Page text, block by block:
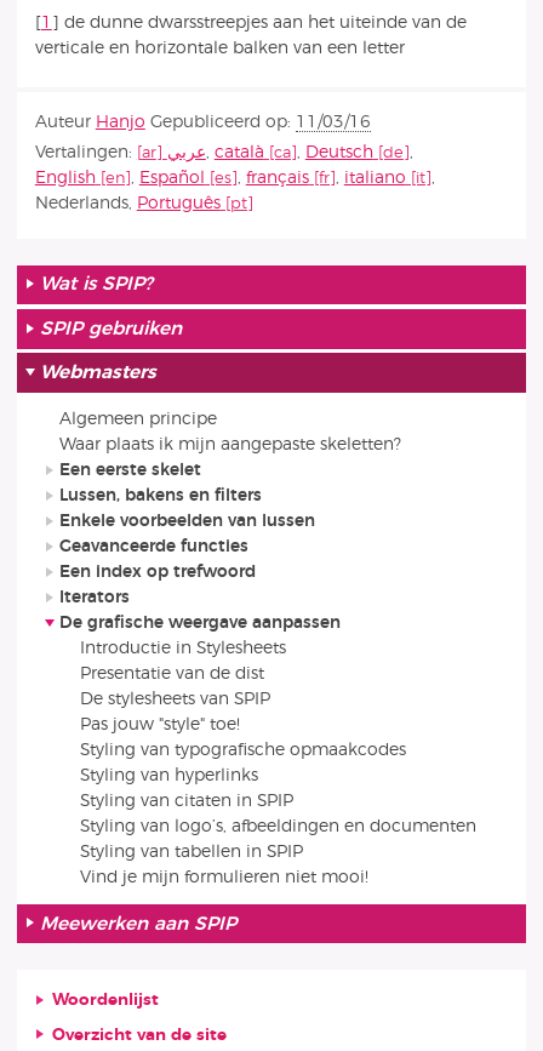
[1 ] de dunne dwarsstreepjes aan het uiteinde van de
verticale en horizontale balken van een letter
Auteur Hanjo Gepubliceerd op: 11/03/16
Vertalingen:
عربي, català , Deutsch
,
English
, Español , français , italiano
,
Nederlands, Português
Wat is SPIP?
SPIP gebruiken
Webmasters
Algemeen principe
Waar plaats ik mijn aangepaste skeletten?
Een eerste skelet
Lussen, bakens en filters
Enkele voorbeelden van lussen
Geavanceerde functies
Een index op trefwoord
Iterators
De grafische weergave aanpassen
Introductie in Stylesheets
Presentatie van de dist
De stylesheets van SPIP
Pas jouw "style" toe!
Styling van typografische opmaakcodes
Styling van hyperlinks
Styling van citaten in SPIP
Styling van logo’s, afbeeldingen en documenten
Styling van tabellen in SPIP
Vind je mijn formulieren niet mooi!
Meewerken aan SPIP
Woordenlijst
Overzicht van de site